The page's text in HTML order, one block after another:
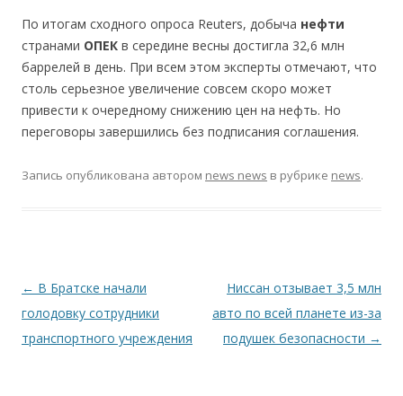
По итогам сходного опроса Reuters, добыча нефти
странами ОПЕК в середине весны достигла 32,6 млн
баррелей в день. При всем этом эксперты отмечают, что
столь серьезное увеличение совсем скоро может
привести к очередному снижению цен на нефть. Но
переговоры завершились без подписания соглашения.
Запись опубликована автором news news в рубрике news.
Навигация по записям
← В Братске начали
голодовку сотрудники
транспортного учреждения
Ниссан отзывает 3,5 млн
авто по всей планете из-за
подушек безопасности →